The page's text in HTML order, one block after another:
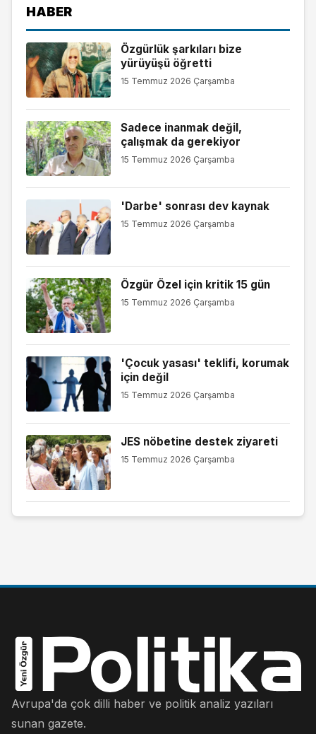
HABER
Özgürlük şarkıları bize
yürüyüşü öğretti
15 Temmuz 2026 Çarşamba
Sadece inanmak değil,
çalışmak da gerekiyor
15 Temmuz 2026 Çarşamba
'Darbe' sonrası dev kaynak
15 Temmuz 2026 Çarşamba
Özgür Özel için kritik 15 gün
15 Temmuz 2026 Çarşamba
'Çocuk yasası' teklifi, korumak
için değil
15 Temmuz 2026 Çarşamba
JES nöbetine destek ziyareti
15 Temmuz 2026 Çarşamba
Avrupa'da çok dilli haber ve politik analiz yazıları
sunan gazete.